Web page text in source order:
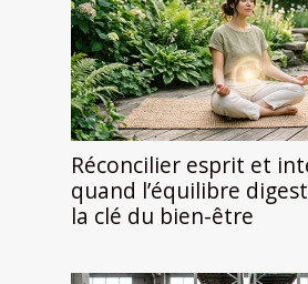
Réconcilier esprit et
quand l’équilibre
la clé du bien-être